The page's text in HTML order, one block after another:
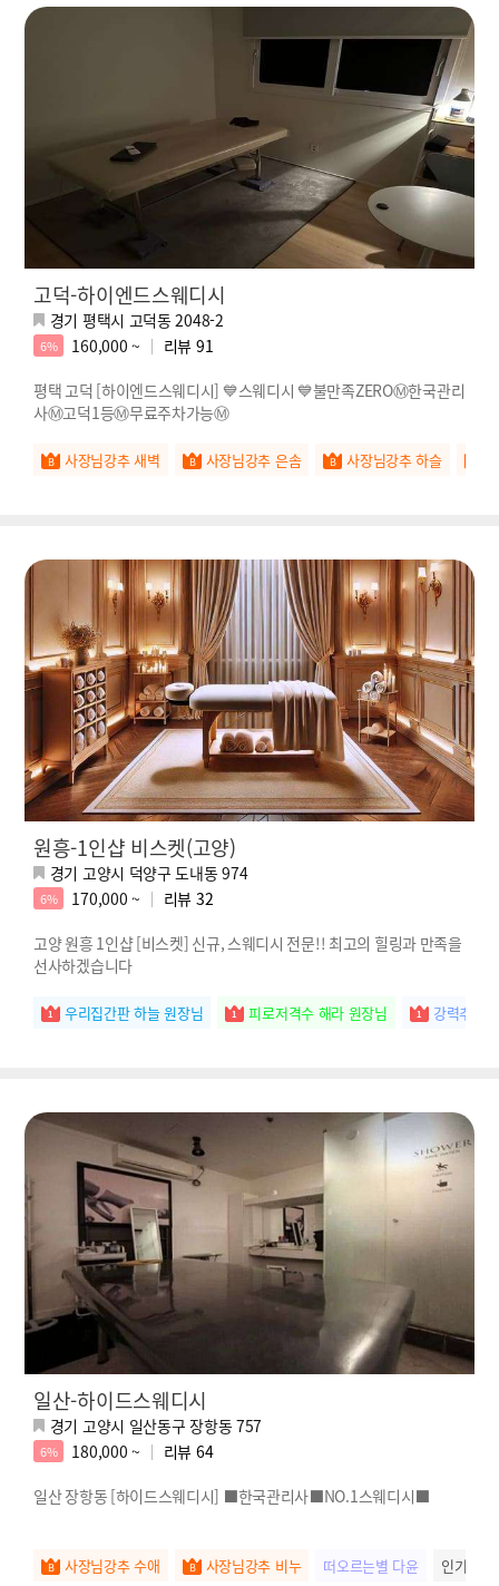
고덕-하이엔드스웨디시
경기 평택시 고덕동 2048-2
6% 160,000 ~ 리뷰 91
평택 고덕 [하이엔드스웨디시] 💙스웨디시 💙불만족ZEROⓂ️한국관리
사Ⓜ️고덕1등Ⓜ️무료주차가능Ⓜ️
사장님강추 새벽 사장님강추 은솜 사장님강추 하슬
원흥-1인샵 비스켓(고양)
경기 고양시 덕양구 도내동 974
6% 170,000 ~ 리뷰 32
고양 원흥 1인샵 [비스켓] 신규, 스웨디시 전문!! 최고의 힐링과 만족을
선사하겠습니다
우리집간판 하늘 원장님 피로저격수 해라 원장님 강력추천
일산-하이드스웨디시
경기 고양시 일산동구 장항동 757
6% 180,000 ~ 리뷰 64
일산 장항동 [하이드스웨디시] ⬛️한국관리사⬛️NO.1스웨디시⬛️
사장님강추 수애 사장님강추 비누 떠오르는별 다윤 인기스타